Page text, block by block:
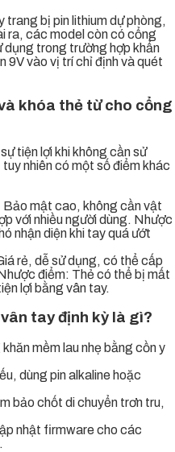
trang bị pin lithium dự phòng,
ra, các model còn có cổng
dụng trong trường hợp khẩn
9V vào vị trí chỉ định và quét
khóa thẻ từ cho cổng
tiện lợi khi không cần sử
nhiên có một số điểm khác
Bảo mật cao, không cần vật
với nhiều người dùng. Nhược
nhận diện khi tay quá ướt
rẻ, dễ sử dụng, có thể cấp
điểm: Thẻ có thể bị mất
lợi bằng vân tay.
tay định kỳ là gì?
mềm lau nhẹ bằng cồn y
dùng pin alkaline hoặc
bảo chốt di chuyển trơn tru,
nhật firmware cho các